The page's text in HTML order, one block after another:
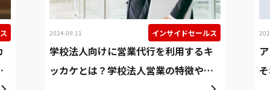
2024.09.11 インサイドセールス
学校法人向けに営業代行を利用するキ
ッカケとは？学校法人営業の特徴や営